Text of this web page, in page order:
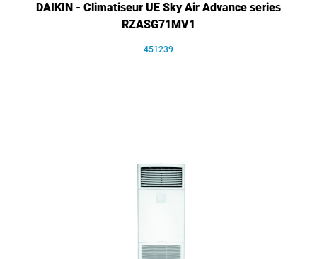
DAIKIN - Climatiseur UE Sky Air Advance series
RZASG71MV1
451239